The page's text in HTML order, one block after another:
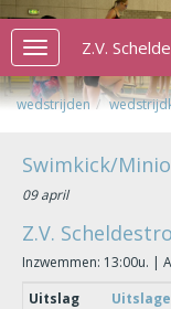
Toggle
navigation
Z.V.
wedstrijden
Swimkick/
09 april
Z.V.
Inzwemmen: 13:00u. |
Uitslag